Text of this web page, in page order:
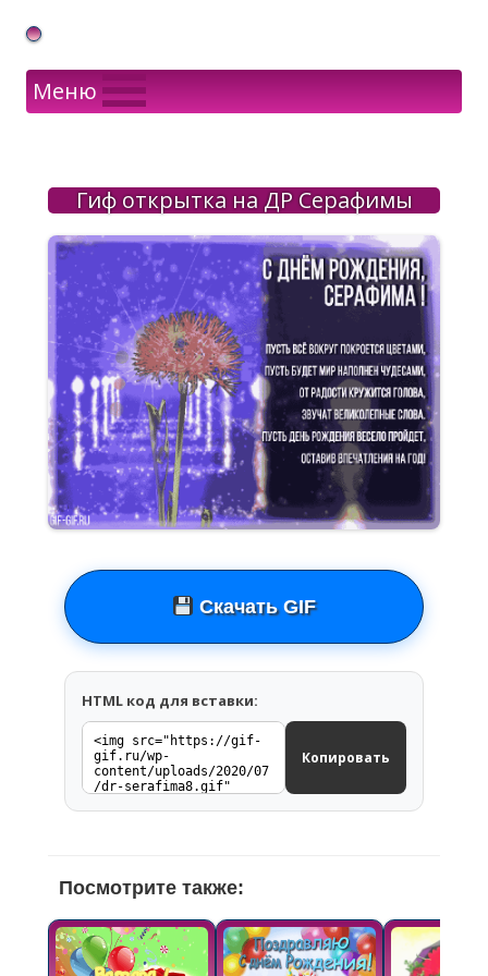
Gif Открытки в подарок
Меню
Гиф открытка на ДР Серафимы
Скачать GIF
HTML код для вставки:
Копировать
Посмотрите также: